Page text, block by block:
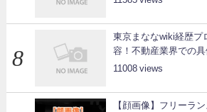
東京まななwiki経歴プ
容！不動産業界での
11008
【顔画像】フリーラ